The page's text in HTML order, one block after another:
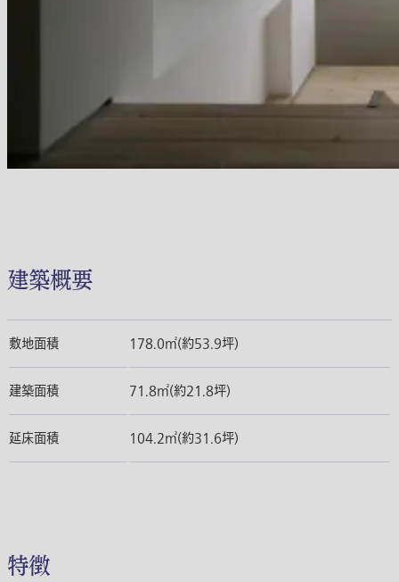
建築概要
敷地面積 178.0㎡(約53.9坪)
建築面積 71.8㎡(約21.8坪)
延床面積 104.2㎡(約31.6坪)
特徴